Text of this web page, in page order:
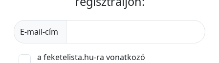
E-mail-cím
a feketelista.hu-ra vonatkozó